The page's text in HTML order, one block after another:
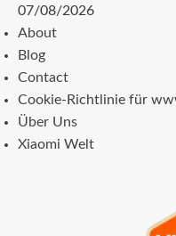
Zum
Inhalt
springen
07/08/2026
About
Blog
Contact
Cookie-Richtlinie für
Über Uns
Xiaomi Welt